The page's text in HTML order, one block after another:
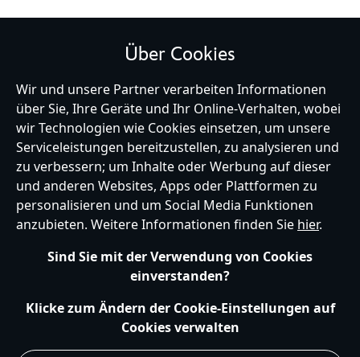
Germany
Hilfe Nutzungsbedingungen Datenschutzerklärung
Site Map
Richtlinien für Cookies
EU Datenschutzhinweis
Impressum
Allgemeine Verkaufsbedingungen
Über Cookies
Wir und unsere Partner verarbeiten Informationen
über Sie, Ihre Geräte und Ihr Online-Verhalten, wobei
wir Technologien wie Cookies einsetzen, um unsere
Serviceleistungen bereitzustellen, zu analysieren und
zu verbessern; um Inhalte oder Werbung auf dieser
und anderen Websites, Apps oder Plattformen zu
personalisieren und um Social Media Funktionen
anzubieten. Weitere Informationen finden Sie hier.
Sind Sie mit der Verwendung von Cookies
einverstanden?
Klicke zum Ändern der Cookie-Einstellungen auf
Cookies verwalten